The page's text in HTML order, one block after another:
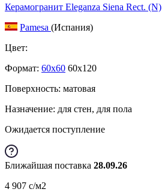
Керамогранит Eleganza Siena Rect. (N)
Pamesa (Испания)
Цвет:
Формат: 60x60 60x120
Поверхность: матовая
Назначение: для стен, для пола
Ожидается поступление
Ближайшая поставка 28.09.26
4 907 c/м2